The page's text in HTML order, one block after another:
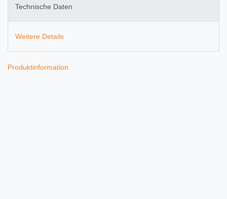
Technische Daten
Weitere Details
Produktinformation